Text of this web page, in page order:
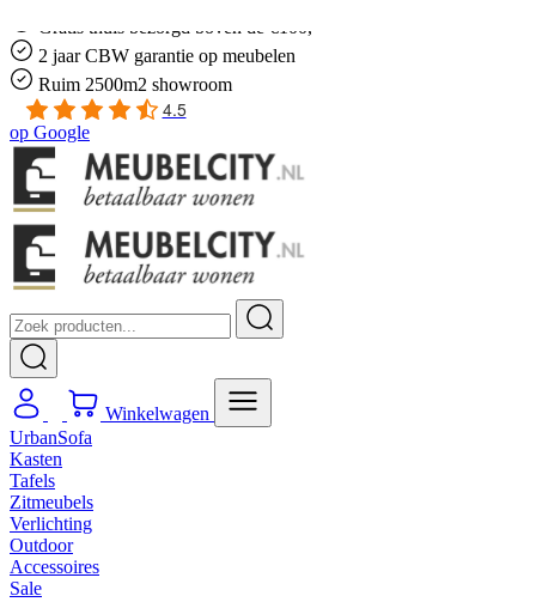
Gratis thuis bezorgd boven de €100,-
2 jaar CBW garantie op meubelen
Ruim 2500m2 showroom
4.5
op Google
Winkelwagen
UrbanSofa
Kasten
Tafels
Zitmeubels
Verlichting
Outdoor
Accessoires
Sale